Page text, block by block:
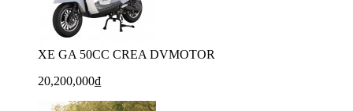
XE GA 50CC CREA DVMOTOR
20,200,000₫